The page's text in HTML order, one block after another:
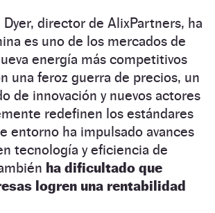
Dyer, director de AlixPartners, ha
es uno de los mercados de
energía más competitivos
una feroz guerra de precios, un
de innovación y nuevos actores
redefinen los estándares
entorno ha impulsado avances
tecnología y eficiencia de
ha dificultado que
logren una rentabilidad